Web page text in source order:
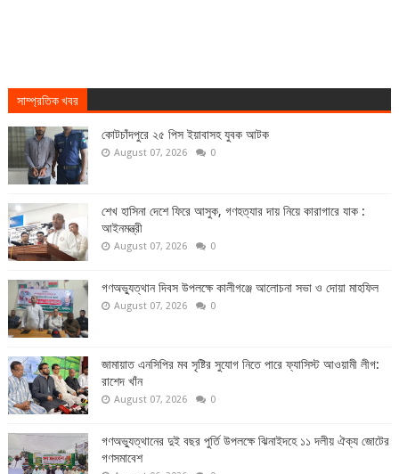
সাম্প্রতিক খবর
কোটচাঁদপুরে ২৫ পিস ইয়াবাসহ যুবক আটক
August 07, 2026 0
শেখ হাসিনা দেশে ফিরে আসুক, গণহত্যার দায় নিয়ে কারাগারে যাক :
আইনমন্ত্রী
August 07, 2026 0
গণঅভ্যুত্থান দিবস উপলক্ষে কালীগঞ্জে আলোচনা সভা ও দোয়া মাহফিল
August 07, 2026 0
জামায়াত এনসিপির মব সৃষ্টির সুযোগ নিতে পারে ফ্যাসিস্ট আওয়ামী লীগ:
রাশেদ খাঁন
August 07, 2026 0
গণঅভ্যুত্থানের দুই বছর পুর্তি উপলক্ষে ঝিনাইদহে ১১ দলীয় ঐক্য জোটের
গণসমাবেশ